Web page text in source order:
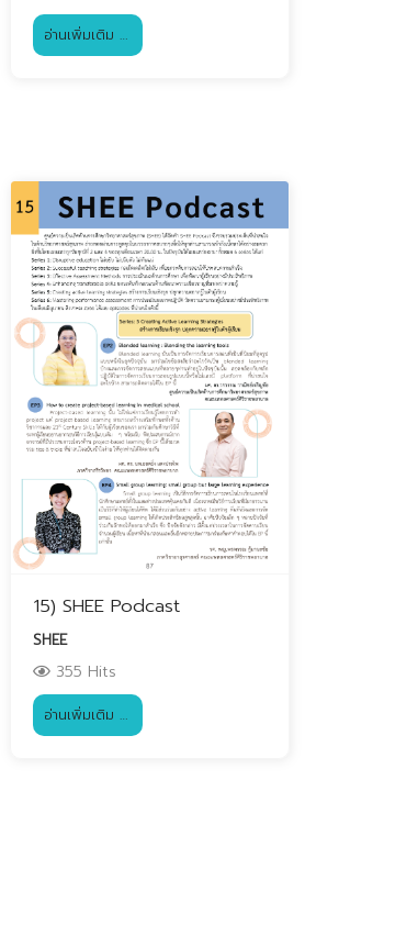
อ่านเพิ่มเติม …
15) SHEE Podcast
SHEE
355 Hits
อ่านเพิ่มเติม …